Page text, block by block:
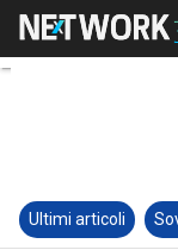
Ultimi articoli